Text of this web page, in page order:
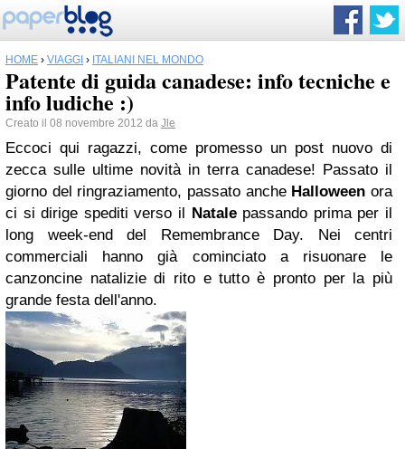
HOME › VIAGGI › ITALIANI NEL MONDO
Patente di guida canadese: info tecniche e
info ludiche :)
Creato il 08 novembre 2012 da Jle
Eccoci qui ragazzi, come promesso un post nuovo di
zecca sulle ultime novità in terra canadese! Passato il
giorno del ringraziamento, passato anche Halloween ora
ci si dirige spediti verso il Natalepassando prima per il
long week-end del Remembrance Day. Nei centri
commerciali hanno già cominciato a risuonare le
canzoncine natalizie di rito e tutto è pronto per la più
grande festa dell'anno.